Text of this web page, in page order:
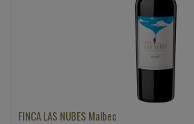
FINCA LAS NUBES Malbec